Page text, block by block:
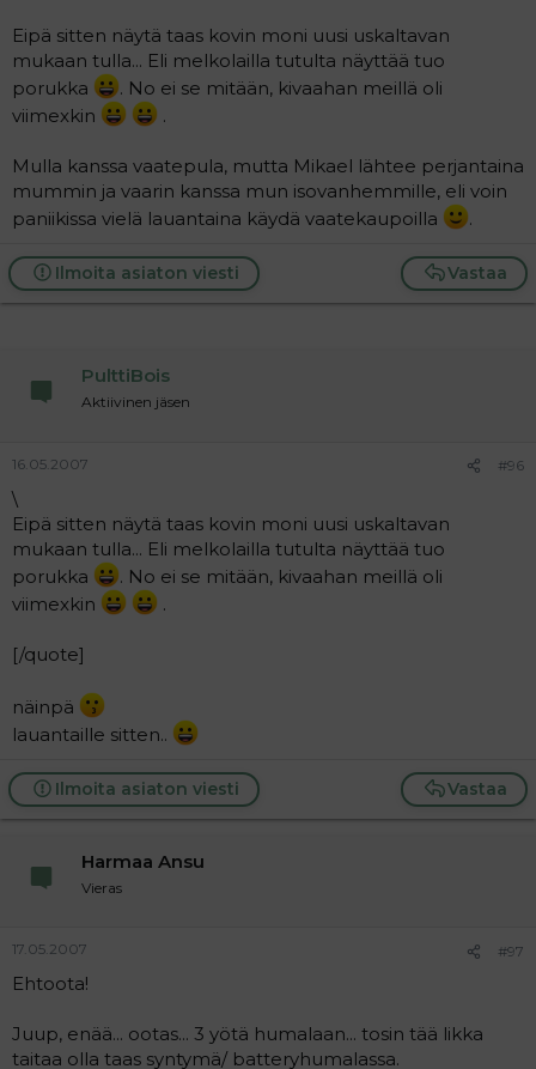
Eipä sitten näytä taas kovin moni uusi uskaltavan
mukaan tulla... Eli melkolailla tutulta näyttää tuo
porukka
. No ei se mitään, kivaahan meillä oli
viimexkin
.
Mulla kanssa vaatepula, mutta Mikael lähtee perjantaina
mummin ja vaarin kanssa mun isovanhemmille, eli voin
paniikissa vielä lauantaina käydä vaatekaupoilla
.
Vastaa
Ilmoita asiaton viesti
PulttiBois
Aktiivinen jäsen
16.05.2007 #96
\
Eipä sitten näytä taas kovin moni uusi uskaltavan
mukaan tulla... Eli melkolailla tutulta näyttää tuo
porukka
. No ei se mitään, kivaahan meillä oli
viimexkin
.
[/quote]
näinpä
lauantaille sitten..
Vastaa
Ilmoita asiaton viesti
Harmaa Ansu
Vieras
17.05.2007 #97
Ehtoota!
Juup, enää... ootas... 3 yötä humalaan... tosin tää likka
taitaa olla taas syntymä/ batteryhumalassa.